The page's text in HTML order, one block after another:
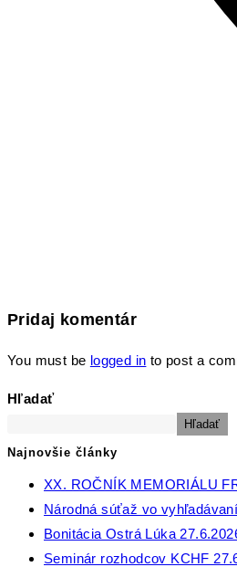
Pridaj komentár
You must be logged in to post a
Hľadať
Hľadať
Najnovšie články
XX. ROČNÍK MEMORIÁLU
Národná súťaž vo
Bonitácia Ostrá Lúka
Seminár rozhodcov KCHF